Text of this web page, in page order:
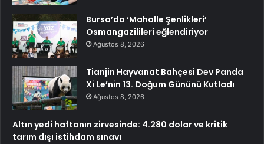
Bursa’da ‘Mahalle Şenlikleri’
Osmangazilileri eğlendiriyor
Ağustos 8, 2026
Tianjin Hayvanat Bahçesi Dev Panda
Xi Le’nin 13. Doğum Gününü Kutladı
Ağustos 8, 2026
Altın yedi haftanın zirvesinde: 4.280 dolar ve kritik
tarım dışı istihdam sınavı